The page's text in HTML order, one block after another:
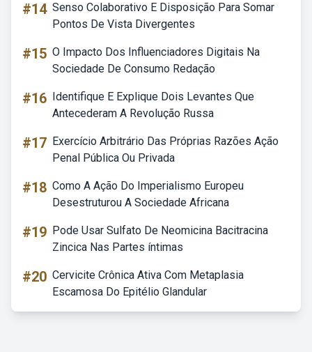
#14 Senso Colaborativo E Disposição Para Somar
Pontos De Vista Divergentes
#15 O Impacto Dos Influenciadores Digitais Na
Sociedade De Consumo Redação
#16 Identifique E Explique Dois Levantes Que
Antecederam A Revolução Russa
#17 Exercício Arbitrário Das Próprias Razões Ação
Penal Pública Ou Privada
#18 Como A Ação Do Imperialismo Europeu
Desestruturou A Sociedade Africana
#19 Pode Usar Sulfato De Neomicina Bacitracina
Zincica Nas Partes íntimas
#20 Cervicite Crônica Ativa Com Metaplasia
Escamosa Do Epitélio Glandular